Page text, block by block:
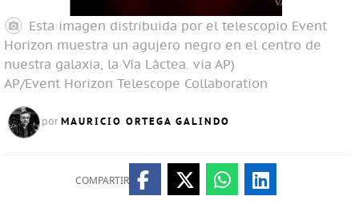
Esta imagen distribuida por el telescopio Event
Horizon muestra un agujero negro en el centro de
nuestra galaxia, la Ví­a Láctea. via AP)
AP/Event Horizon Telescope Collaboration
por MAURICIO ORTEGA GALINDO
COMPARTIR